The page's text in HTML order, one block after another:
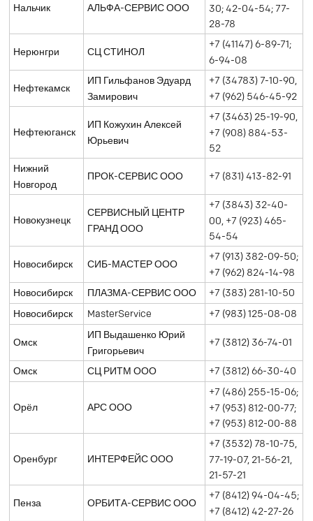
Нальчик АЛЬФА-СЕРВИС ООО
30; 42-04-54; 77-
28-78
Нерюнгри СЦ СТИНОЛ
+7 (41147) 6-89-71;
6-94-08
Нефтекамск
ИП Гильфанов Эдуард
Замирович
+7 (34783) 7-10-90,
+7 (962) 546-45-92
Нефтеюганск
ИП Кожухин Алексей
Юрьевич
+7 (3463) 25-19-90,
+7 (908) 884-53-
52
Нижний
Новгород
ПРОК-СЕРВИС ООО +7 (831) 413-82-91
Новокузнецк
СЕРВИСНЫЙ ЦЕНТР
ГРАНД ООО
+7 (3843) 32-40-
00, +7 (923) 465-
54-54
Новосибирск СИБ-МАСТЕР ООО
+7 (913) 382-09-50;
+7 (962) 824-14-98
Новосибирск
ПЛАЗМА-СЕРВИС ООО
+7 (383) 281-10-50
Новосибирск
MasterService +7 (983) 125-08-08
Омск
ИП Выдашенко Юрий
Григорьевич
+7 (3812) 36-74-01
Омск СЦ РИТМ ООО +7 (3812) 66-30-40
Орёл АРС ООО
+7 (486) 255-15-06;
+7 (953) 812-00-77;
+7 (953) 812-00-88
Оренбург ИНТЕРФЕЙС ООО
+7 (3532) 78-10-75,
77-19-07, 21-56-21,
21-57-21
Пенза ОРБИТА-СЕРВИС ООО
+7 (8412) 94-04-45;
+7 (8412) 42-27-26